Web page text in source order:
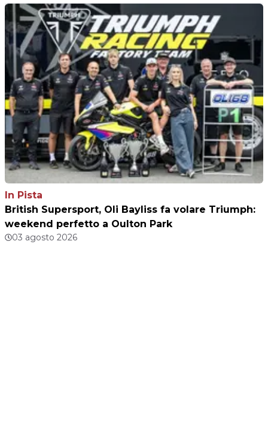
In Pista
British Supersport, Oli Bayliss fa volare Triumph:
weekend perfetto a Oulton Park
03 agosto 2026